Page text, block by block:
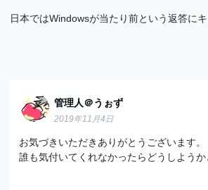
日本ではWindowsが当たり前という返答にキ
管理人＠うぉず
2019年11月4日
お気づきいただきありがとうございます。
誰も気付いてくれなかったらどうしよう